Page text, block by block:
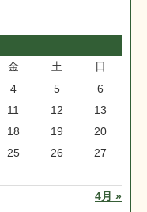
金 土 日
4月 »
4 5
6
11 12
13
18 19
20
25 26
27